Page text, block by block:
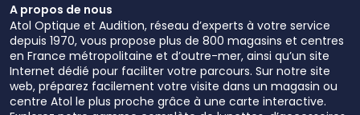
A propos de nous
Atol Optique et Audition, réseau d’experts à votre service
depuis 1970, vous propose plus de 800 magasins et centres
en France métropolitaine et d’outre-mer, ainsi qu’un site
Internet dédié pour faciliter votre parcours. Sur notre site
web, préparez facilement votre visite dans un magasin ou
centre Atol le plus proche grâce à une carte interactive.